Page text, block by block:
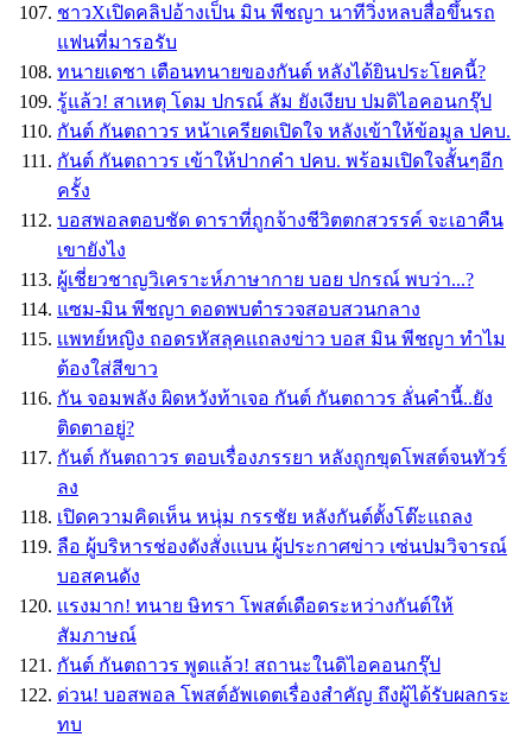
ชาวXเปิดคลิปอ้างเป็น มิน พีชญา นาทีวิ่งหลบสื่อขึ้นรถ
แฟนที่มารอรับ
ทนายเดชา เตือนทนายของกันต์ หลังได้ยินประโยคนี้?
รู้แล้ว! สาเหตุ โดม ปกรณ์ ลัม ยังเงียบ ปมดิไอคอนกรุ๊ป
กันต์ กันตถาวร หน้าเครียดเปิดใจ หลังเข้าให้ข้อมูล ปคบ.
กันต์ กันตถาวร เข้าให้ปากคำ ปคบ. พร้อมเปิดใจสั้นๆอีก
ครั้ง
บอสพอลตอบชัด ดาราที่ถูกจ้างชีวิตตกสวรรค์ จะเอาคืน
เขายังไง
ผู้เชี่ยวชาญวิเคราะห์ภาษากาย บอย ปกรณ์ พบว่า...?
แซม-มิน พีชญา ดอดพบตำรวจสอบสวนกลาง
เเพทย์หญิง ถอดรหัสลุคเเถลงข่าว บอส มิน พีชญา ทำไม
ต้องใส่สีขาว
กัน จอมพลัง ผิดหวังท้าเจอ กันต์ กันตถาวร ลั่นคำนี้..ยัง
ติดตาอยู่?
กันต์ กันตถาวร ตอบเรื่องภรรยา หลังถูกขุดโพสต์จนทัวร์
ลง
เปิดความคิดเห็น หนุ่ม กรรชัย หลังกันต์ตั้งโต๊ะแถลง
ลือ ผู้บริหารช่องดังสั่งเเบน ผู้ประกาศข่าว เซ่นปมวิจารณ์
บอสคนดัง
เเรงมาก! ทนาย ษิทรา โพสต์เดือดระหว่างกันต์ให้
สัมภาษณ์
กันต์ กันตถาวร พูดแล้ว! สถานะในดิไอคอนกรุ๊ป
ด่วน! บอสพอล โพสต์อัพเดตเรื่องสำคัญ ถึงผู้ได้รับผลกระ
ทบ